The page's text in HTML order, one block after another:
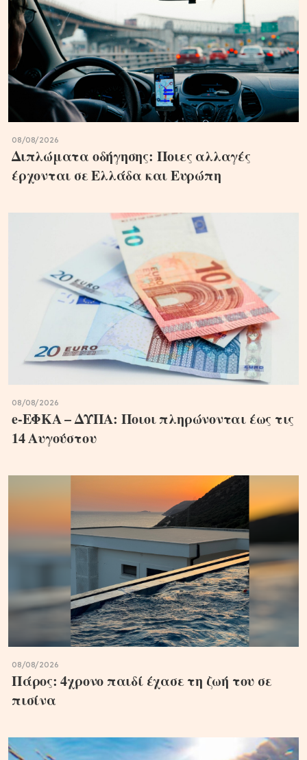
08/08/2026
Διπλώματα οδήγησης: Ποιες αλλαγές
έρχονται σε Ελλάδα και Ευρώπη
08/08/2026
e-ΕΦΚΑ – ΔΥΠΑ: Ποιοι πληρώνονται έως τις
14 Αυγούστου
08/08/2026
Πάρος: 4χρονο παιδί έχασε τη ζωή του σε
πισίνα